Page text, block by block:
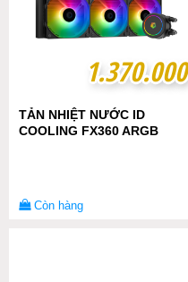
1.370.000
1.370.000
TẢN NHIỆT NƯỚC ID
COOLING FX360 ARGB
Còn hàng